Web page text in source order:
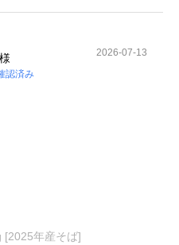
認済み
2026-07-13
[2025年産そば]